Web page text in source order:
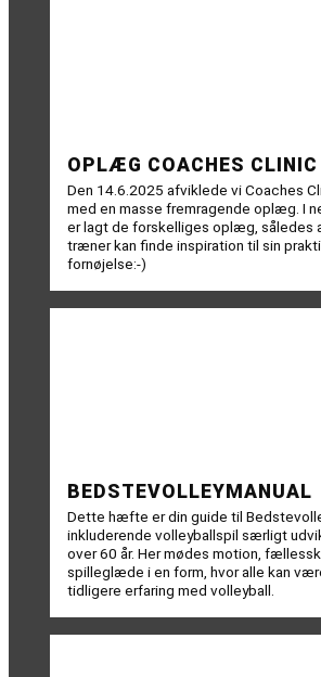
OPLÆG COACHES CLINIC
Den 14.6.2025 afviklede vi Coaches
med en masse fremragende oplæg. I
er lagt de forskelliges oplæg, således
træner kan finde inspiration til sin
fornøjelse:-)
BEDSTEVOLLEYMANUAL
Dette hæfte er din guide til
inkluderende volleyballspil særligt
over 60 år. Her mødes motion,
spilleglæde i en form, hvor alle kan
tidligere erfaring med volleyball.